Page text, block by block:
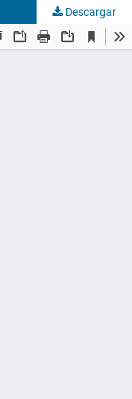
Descargar